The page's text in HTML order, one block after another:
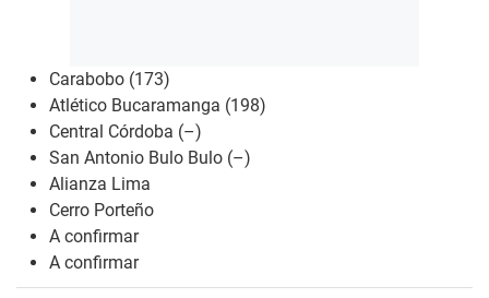
Carabobo (173)
Atlético Bucaramanga (198)
Central Córdoba (–)
San Antonio Bulo Bulo (–)
Alianza Lima
Cerro Porteño
A confirmar
A confirmar